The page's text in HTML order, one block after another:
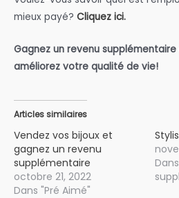
mieux payé? Cliquez ici.
Gagnez un revenu
améliorez votre qualité de vie!
Articles similaires
Vendez vos bijoux et
gagnez un revenu
supplémentaire
octobre 21, 2022
Dans "Pré Aimé"